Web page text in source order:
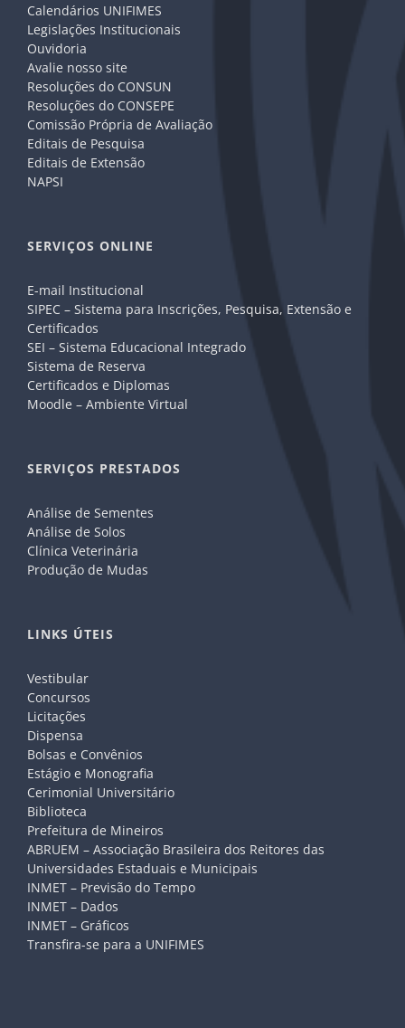
Calendários UNIFIMES
Legislações Institucionais
Ouvidoria
Avalie nosso site
Resoluções do CONSUN
Resoluções do CONSEPE
Comissão Própria de Avaliação
Editais de Pesquisa
Editais de Extensão
NAPSI
SERVIÇOS ONLINE
E-mail Institucional
SIPEC – Sistema para Inscrições, Pesquisa, Extensão e
Certificados
SEI – Sistema Educacional Integrado
Sistema de Reserva
Certificados e Diplomas
Moodle – Ambiente Virtual
SERVIÇOS PRESTADOS
Análise de Sementes
Análise de Solos
Clínica Veterinária
Produção de Mudas
LINKS ÚTEIS
Vestibular
Concursos
Licitações
Dispensa
Bolsas e Convênios
Estágio e Monografia
Cerimonial Universitário
Biblioteca
Prefeitura de Mineiros
ABRUEM – Associação Brasileira dos Reitores das
Universidades Estaduais e Municipais
INMET – Previsão do Tempo
INMET – Dados
INMET – Gráficos
Transfira-se para a UNIFIMES